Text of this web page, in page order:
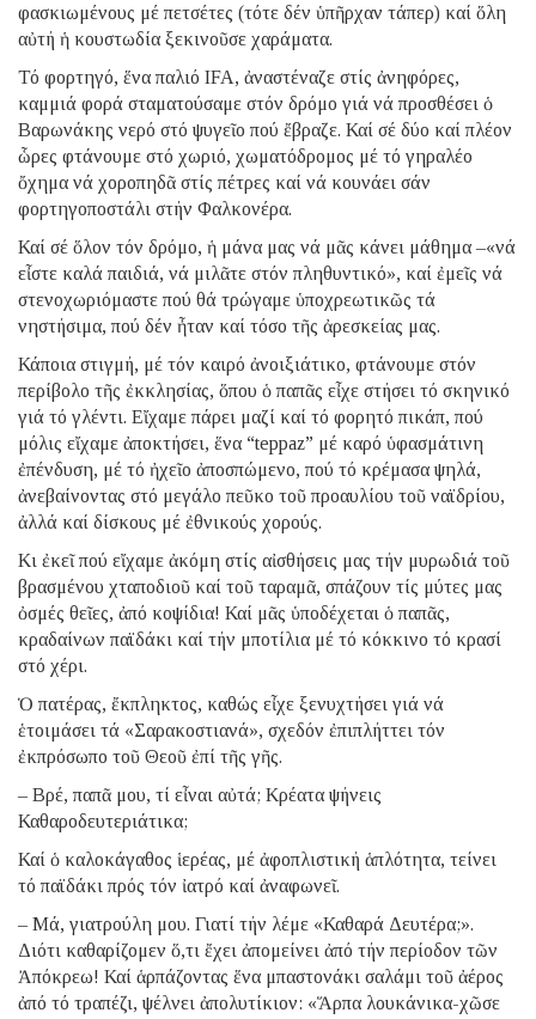
φασκιωμένους μέ πετσέτες (τότε δέν ὑπῆρχαν τάπερ) καί ὅλη
αὐτή ἡ κουστωδία ξεκινοῦσε χαράματα.
Τό φορτηγό, ἕνα παλιό IFA, ἀναστέναζε στίς ἀνηφόρες,
καμμιά φορά σταματούσαμε στόν δρόμο γιά νά προσθέσει ὁ
Βαρωνάκης νερό στό ψυγεῖο πού ἔβραζε. Καί σέ δύο καί πλέον
ὧρες φτάνουμε στό χωριό, χωματόδρομος μέ τό γηραλέο
ὄχημα νά χοροπηδᾶ στίς πέτρες καί νά κουνάει σάν
φορτηγοποστάλι στήν Φαλκονέρα.
Καί σέ ὅλον τόν δρόμο, ἡ μάνα μας νά μᾶς κάνει μάθημα –«νά
εἶστε καλά παιδιά, νά μιλᾶτε στόν πληθυντικό», καί ἐμεῖς νά
στενοχωριόμαστε πού θά τρώγαμε ὑποχρεωτικῶς τά
νηστήσιμα, πού δέν ἦταν καί τόσο τῆς ἀρεσκείας μας.
Κάποια στιγμή, μέ τόν καιρό ἀνοιξιάτικο, φτάνουμε στόν
περίβολο τῆς ἐκκλησίας, ὅπου ὁ παπᾶς εἶχε στήσει τό σκηνικό
γιά τό γλέντι. Εἴχαμε πάρει μαζί καί τό φορητό πικάπ, πού
μόλις εἴχαμε ἀποκτήσει, ἕνα “teppaz” μέ καρό ὑφασμάτινη
ἐπένδυση, μέ τό ἠχεῖο ἀποσπώμενο, πού τό κρέμασα ψηλά,
ἀνεβαίνοντας στό μεγάλο πεῦκο τοῦ προαυλίου τοῦ ναϊδρίου,
ἀλλά καί δίσκους μέ ἐθνικούς χορούς.
Κι ἐκεῖ πού εἴχαμε ἀκόμη στίς αἰσθήσεις μας τήν μυρωδιά τοῦ
βρασμένου χταποδιοῦ καί τοῦ ταραμᾶ, σπάζουν τίς μύτες μας
ὀσμές θεῖες, ἀπό κοψίδια! Καί μᾶς ὑποδέχεται ὁ παπᾶς,
κραδαίνων παϊδάκι καί τήν μποτίλια μέ τό κόκκινο τό κρασί
στό χέρι.
Ὁ πατέρας, ἔκπληκτος, καθώς εἶχε ξενυχτήσει γιά νά
ἑτοιμάσει τά «Σαρακοστιανά», σχεδόν ἐπιπλήττει τόν
ἐκπρόσωπο τοῦ Θεοῦ ἐπί τῆς γῆς.
– Βρέ, παπᾶ μου, τί εἶναι αὐτά; Κρέατα ψήνεις
Καθαροδευτεριάτικα;
Καί ὁ καλοκάγαθος ἱερέας, μέ ἀφοπλιστική ἁπλότητα, τείνει
τό παϊδάκι πρός τόν ἰατρό καί ἀναφωνεῖ.
– Μά, γιατρούλη μου. Γιατί τήν λέμε «Καθαρά Δευτέρα;».
Διότι καθαρίζομεν ὅ,τι ἔχει ἀπομείνει ἀπό τήν περίοδον τῶν
Ἀπόκρεω! Καί ἁρπάζοντας ἕνα μπαστονάκι σαλάμι τοῦ ἀέρος
ἀπό τό τραπέζι, ψέλνει ἀπολυτίκιον: «Ἅρπα λουκάνικα-χῶσε